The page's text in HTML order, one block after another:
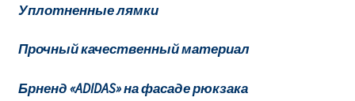
Уплотненные лямки
Прочный качественный материал
Брненд «ADIDAS» на фасаде рюкзака